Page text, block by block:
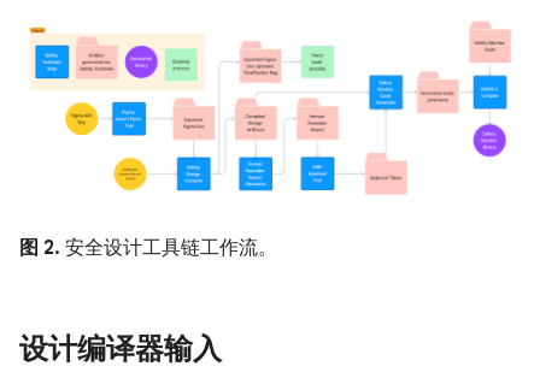
图 2. 安全设计工具链工作流。
设计编译器输入